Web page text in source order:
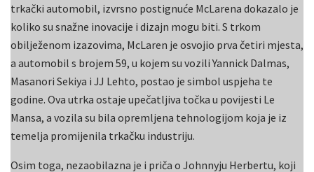
trkački automobil, izvrsno postignuće McLarena dokazalo je
koliko su snažne inovacije i dizajn mogu biti. S trkom
obilježenom izazovima, McLaren je osvojio prva četiri mjesta,
a automobil s brojem 59, u kojem su vozili Yannick Dalmas,
Masanori Sekiya i JJ Lehto, postao je simbol uspjeha te
godine. Ova utrka ostaje upečatljiva točka u povijesti Le
Mansa, a vozila su bila opremljena tehnologijom koja je iz
temelja promijenila trkačku industriju.
Osim toga, nezaobilazna je i priča o Johnnyju Herbertu, koji